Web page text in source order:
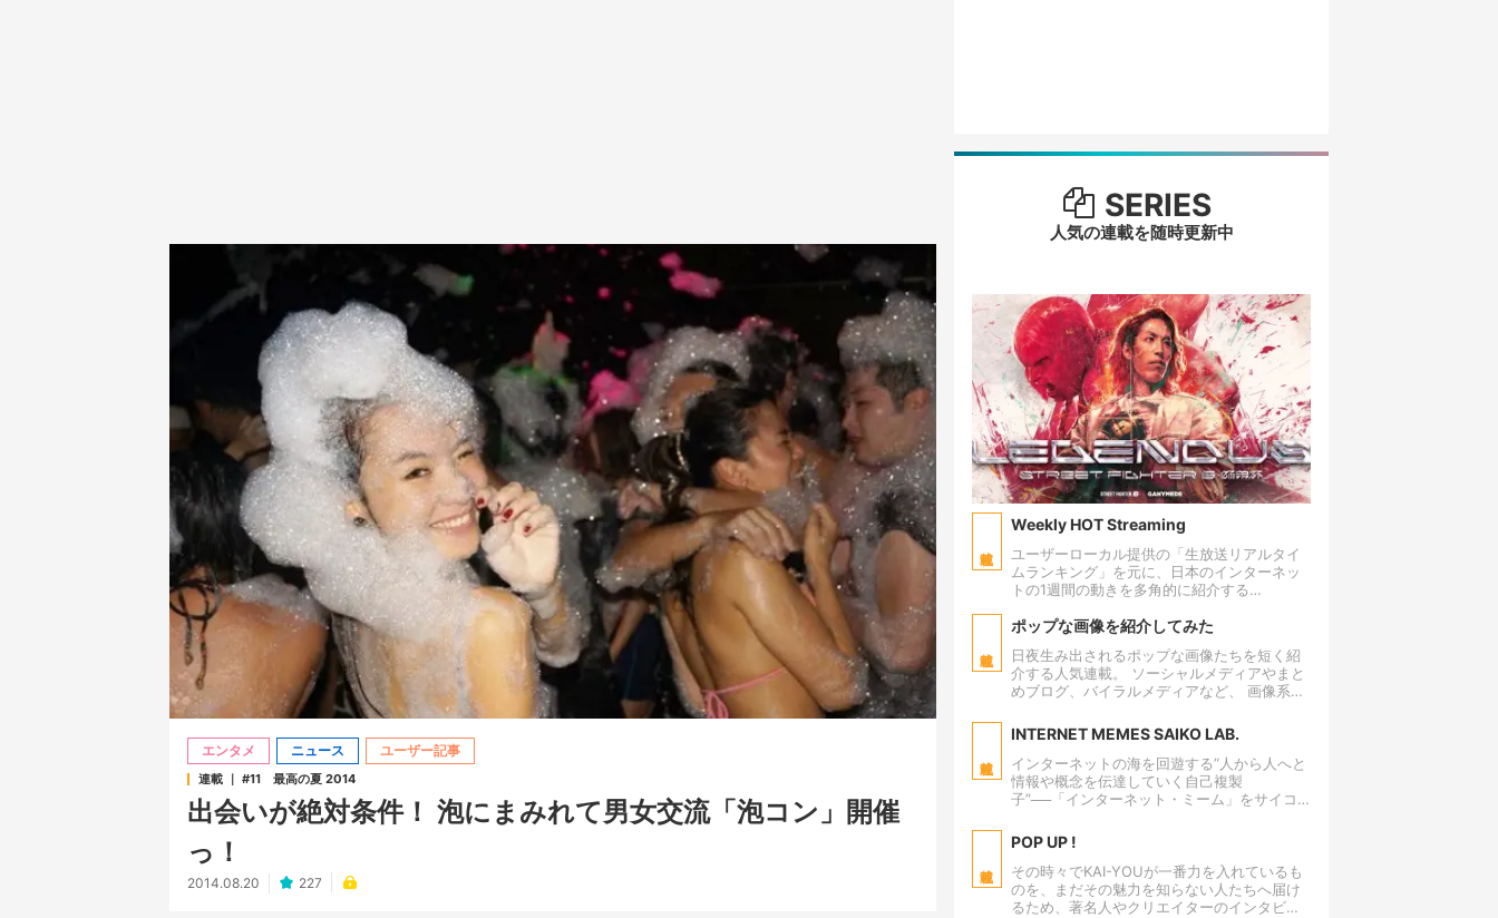
エンタメ ニュース ユーザー記事
連載 ｜ #11 最高の夏 2014
出会いが絶対条件！ 泡にまみれて男女交流「泡コン」開催
っ！
2014.08.20 227
SERIES
人気の連載を随時更新中
Weekly HOT Streaming
ユーザーローカル提供の「生放送リアルタイ
ムランキング」を元に、日本のインターネッ
トの1週間の動きを多角的に紹介する
ス、ゲームの大会、アイドルのライブ、
飛び出すこの連載を読めば、あなたもきっと
インターネットの多様性と面白さに改めて気
づくはずだ。 なお、ランキングの仕様上、国
いない配信もあるだろうが、その点は何卒ご
ポップな画像を紹介してみた
日夜生み出されるポップな画像たちを短く紹
介する人気連載。 ソーシャルメディアやまと
めブログ、バイラルメディアなど、 画像系コ
KAI-YOUでは「POP」を軸に、話題の画像を
紹介していきます。
INTERNET MEMES SAIKO LAB.
インターネットの海を回遊する“人から人へと
情報や概念を伝達していく自己複製
子”──「インターネット・ミーム」をサイコ
いただければ、あなたの気になる「インター
ネット・ミーム」を調査いたします。
POP UP !
その時々でKAI-YOUが一番力を入れているも
のを、まだその魅力を知らない人たちへ届け
るため、著名人やクリエイターのインタビュ